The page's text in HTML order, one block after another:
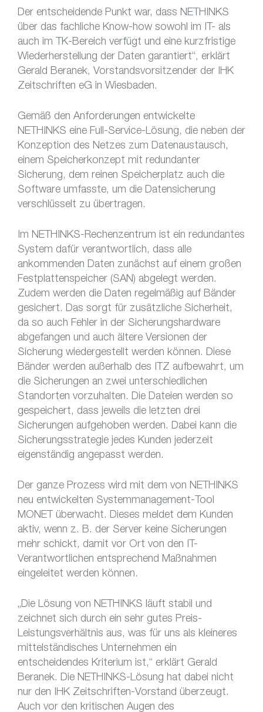
Der entscheidende Punkt war, dass NETHINKS
über das fachliche Know-how sowohl im IT- als
auch im TK-Bereich verfügt und eine kurzfristige
Wiederherstellung der Daten garantiert“, erklärt
Gerald Beranek, Vorstandsvorsitzender der IHK
Zeitschriften eG in Wiesbaden.
Gemäß den Anforderungen entwickelte
NETHINKS eine Full-Service-Lösung, die neben der
Konzeption des Netzes zum Datenaustausch,
einem Speicherkonzept mit redundanter
Sicherung, dem reinen Speicherplatz auch die
Software umfasste, um die Datensicherung
verschlüsselt zu übertragen.
Im NETHINKS-Rechenzentrum ist ein redundantes
System dafür verantwortlich, dass alle
ankommenden Daten zunächst auf einem großen
Festplattenspeicher (SAN) abgelegt werden.
Zudem werden die Daten regelmäßig auf Bänder
gesichert. Das sorgt für zusätzliche Sicherheit,
da so auch Fehler in der Sicherungshardware
abgefangen und auch ältere Versionen der
Sicherung wiedergestellt werden können. Diese
Bänder werden außerhalb des ITZ aufbewahrt, um
die Sicherungen an zwei unterschiedlichen
Standorten vorzuhalten. Die Dateien werden so
gespeichert, dass jeweils die letzten drei
Sicherungen aufgehoben werden. Dabei kann die
Sicherungsstrategie jedes Kunden jederzeit
eigenständig angepasst werden.
Der ganze Prozess wird mit dem von NETHINKS
neu entwickelten Systemmanagement-Tool
MONET überwacht. Dieses meldet dem Kunden
aktiv, wenn z. B. der Server keine Sicherungen
mehr schickt, damit vor Ort von den IT-
Verantwortlichen entsprechend Maßnahmen
eingeleitet werden können.
„Die Lösung von NETHINKS läuft stabil und
zeichnet sich durch ein sehr gutes Preis-
Leistungsverhältnis aus, was für uns als kleineres
mittelständisches Unternehmen ein
entscheidendes Kriterium ist,“ erklärt Gerald
Beranek. Die NETHINKS-Lösung hat dabei nicht
nur den IHK Zeitschriften-Vorstand überzeugt.
Auch vor den kritischen Augen des